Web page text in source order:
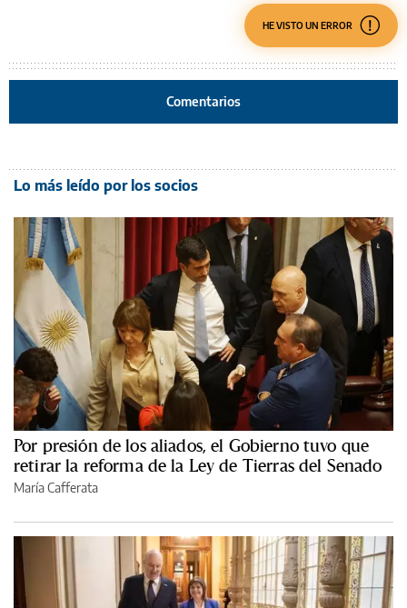
HE VISTO UN ERROR
Comentarios
Lo más leído por los socios
Por presión de los aliados, el Gobierno tuvo que
retirar la reforma de la Ley de Tierras del Senado
María Cafferata